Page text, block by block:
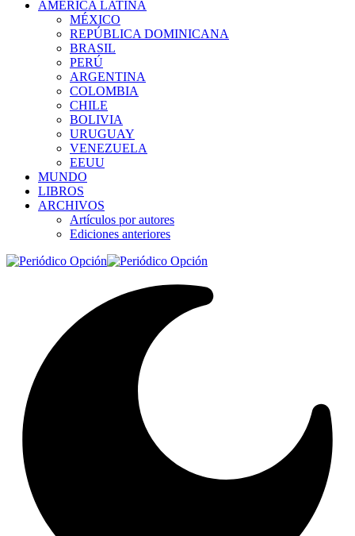
AMÉRICA LATINA
MÉXICO
REPÚBLICA DOMINICANA
BRASIL
PERÚ
ARGENTINA
COLOMBIA
CHILE
BOLIVIA
URUGUAY
VENEZUELA
EEUU
MUNDO
LIBROS
ARCHIVOS
Artículos por autores
Ediciones anteriores